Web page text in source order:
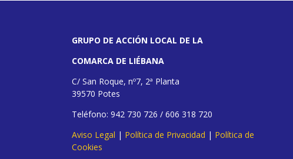
GRUPO DE ACCIÓN LOCAL DE LA
COMARCA DE LIÉBANA
C/ San Roque, nº7, 2ª Planta
39570 Potes
Teléfono: 942 730 726 / 606 318 720
Aviso Legal | Política de Privacidad | Política de
Cookies